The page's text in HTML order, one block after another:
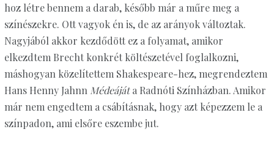
hoz létre bennem a darab, később már a műre meg a
színészekre. Ott vagyok én is, de az arányok változtak.
Nagyjából akkor kezdődött ez a folyamat, amikor
elkezdtem Brecht konkrét költészetével foglalkozni,
máshogyan közelítettem Shakespeare-hez, megrendeztem
Hans Henny Jahnn Médeájáta Radnóti Színházban. Amikor
már nem engedtem a csábításnak, hogy azt képezzem le a
színpadon, ami elsőre eszembe jut.